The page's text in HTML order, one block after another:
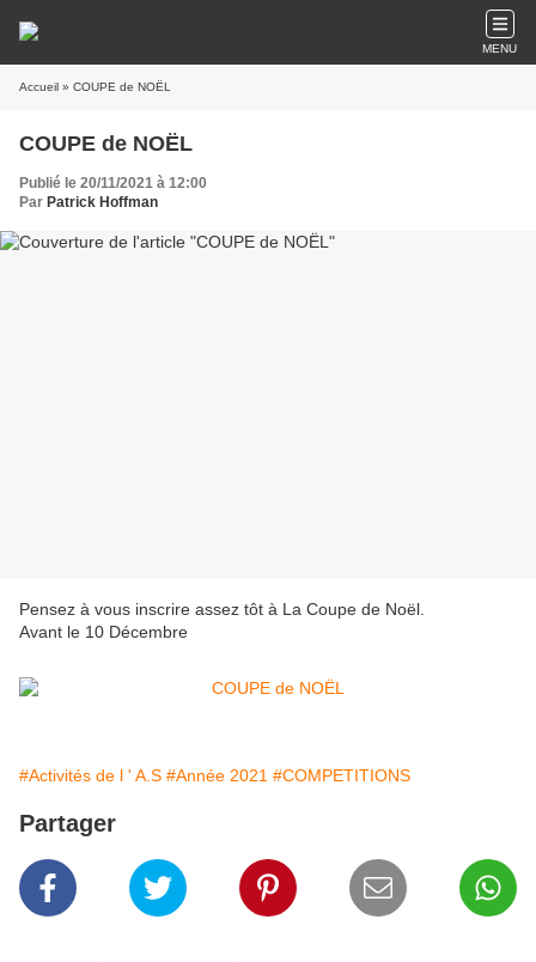
MENU
Accueil » COUPE de NOËL
COUPE de NOËL
Publié le 20/11/2021 à 12:00
Par Patrick Hoffman
Pensez à vous inscrire assez tôt à La Coupe de Noël.
Avant le 10 Décembre
#Activités de l ' A.S #Année 2021 #COMPETITIONS
Partager